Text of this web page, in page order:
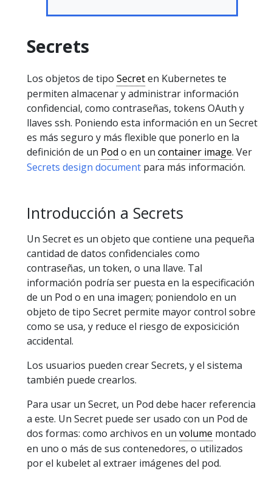
Secrets
Los objetos de tipo Secreten Kubernetes te
permiten almacenar y administrar información
confidencial, como contraseñas, tokens OAuth y
llaves ssh. Poniendo esta información en un Secret
es más seguro y más flexible que ponerlo en la
definición de un Pod o en un container image. Ver
Secrets design document para más información.
Introducción a Secrets
Un Secret es un objeto que contiene una pequeña
cantidad de datos confidenciales como
contraseñas, un token, o una llave. Tal
información podría ser puesta en la especificación
de un Pod o en una imagen; poniendolo en un
objeto de tipo Secret permite mayor control sobre
como se usa, y reduce el riesgo de exposicición
accidental.
Los usuarios pueden crear Secrets, y el sistema
también puede crearlos.
Para usar un Secret, un Pod debe hacer referencia
a este. Un Secret puede ser usado con un Pod de
dos formas: como archivos en un volume montado
en uno o más de sus contenedores, o utilizados
por el kubelet al extraer imágenes del pod.